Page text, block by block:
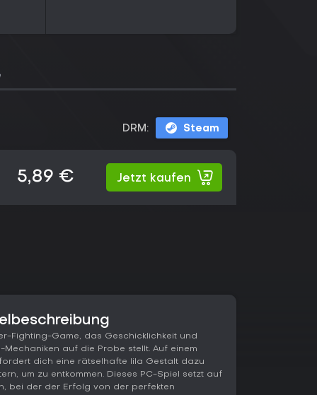
DRM: Steam
5,89 € Jetzt kaufen
Fighting-Game, das Geschicklichkeit und
auf die Probe stellt. Auf einem
dich eine rätselhafte lila Gestalt dazu
um zu entkommen. Dieses PC-Spiel setzt auf
bei der der Erfolg von der perfekten